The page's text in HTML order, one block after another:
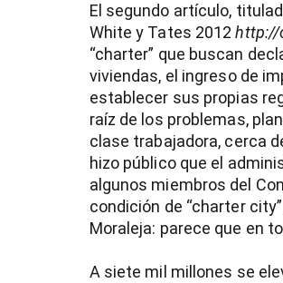
El segundo artículo,
White y Tates 2012http://
“charter” que buscan
viviendas, el ingreso de
establecer sus propias
raíz de los problemas,
clase trabajadora, cerca
hizo público que el
algunos miembros del
condición de “charter
Moraleja: parece que en
A siete mil millones se